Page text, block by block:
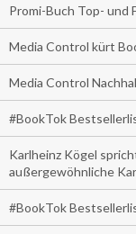
Promi-Buch Top- und
Media Control kürt
Media Control
#BookTok
Karlheinz Kögel
außergewöhnliche
#BookTok